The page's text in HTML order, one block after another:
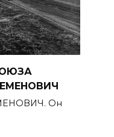
Он